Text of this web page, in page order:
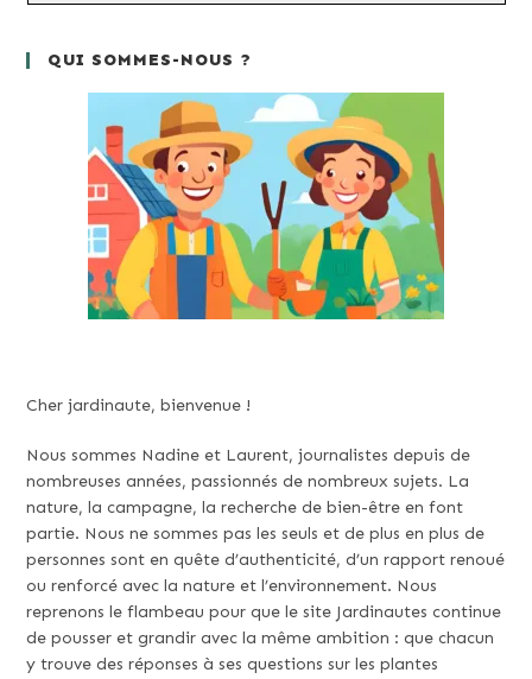
QUI SOMMES-NOUS ?
Cher jardinaute, bienvenue !
Nous sommes Nadine et Laurent, journalistes depuis de
nombreuses années, passionnés de nombreux sujets. La
nature, la campagne, la recherche de bien-être en font
partie. Nous ne sommes pas les seuls et de plus en plus de
personnes sont en quête d’authenticité, d’un rapport renoué
ou renforcé avec la nature et l’environnement. Nous
reprenons le flambeau pour que le site Jardinautes continue
de pousser et grandir avec la même ambition : que chacun
y trouve des réponses à ses questions sur les plantes